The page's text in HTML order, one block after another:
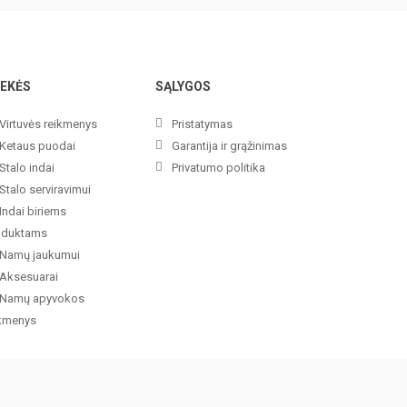
Virtuvės reikmenys
Ketaus puodai
Stalo indai
Stalo serviravimui
Indai biriems
Namų jaukumui
Aksesuarai
Namų apyvokos
SĄLYGOS
Pristatymas
Garantija ir grąžinimas
Privatumo politika